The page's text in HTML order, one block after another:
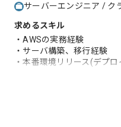
サーバーエンジニア / ク
求めるスキル
・AWSの実務経験
・サーバ構築、移行経験
・本番環境リリース(デプ